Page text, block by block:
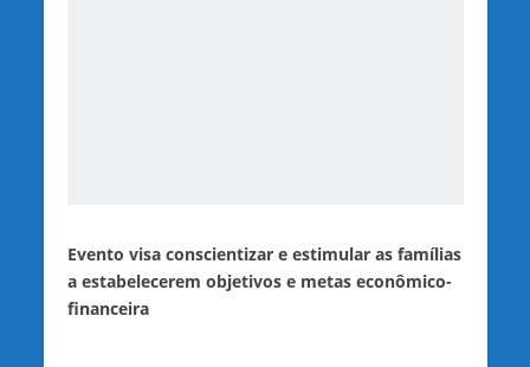
Evento visa conscientizar e estimular as famílias
a estabelecerem objetivos e metas econômico-
financeira